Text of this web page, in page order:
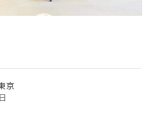
京